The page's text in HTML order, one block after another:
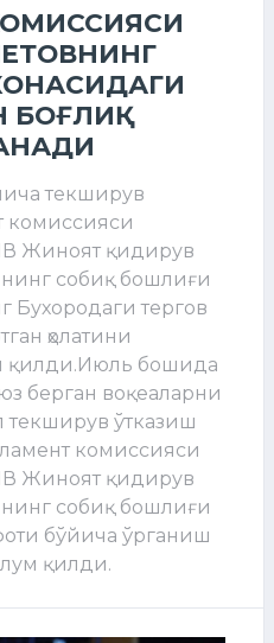
текширув
комиссияси
Жиноят қидирув
собиқ бошлиғи
Бухородаги тергов
ҳолатини
қилди.Июль бошида
берган воқеаларни
текширув ўтказиш
комиссияси
Жиноят қидирув
собиқ бошлиғи
бўйича ўрганиш
қилди.